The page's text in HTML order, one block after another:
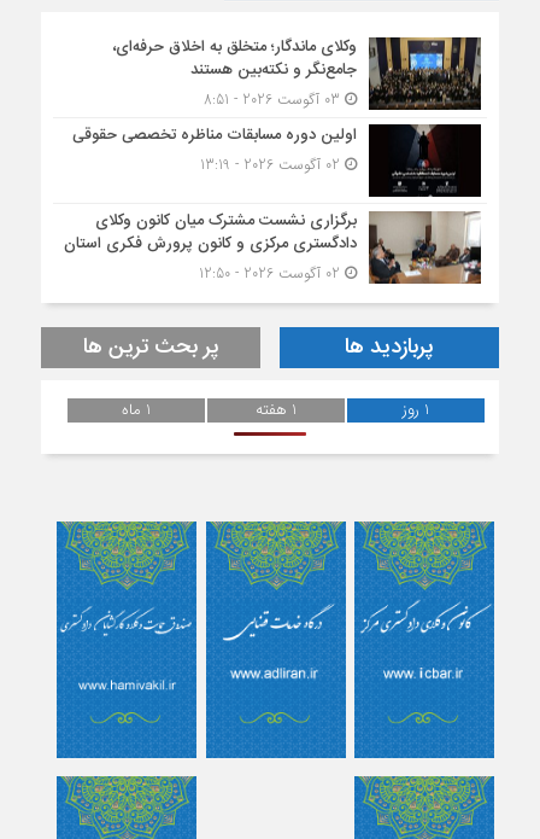
وکلای ماندگار؛ متخلق به اخلاق حرفه‌ای،
جامع‌نگر و نکته‌بین هستند
اولین دوره مسابقات مناظره تخصصی حقوقی
برگزاری نشست مشترک میان کانون وکلای
دادگستری مرکزی و کانون پرورش فکری استان
پربازدید ها پر بحث ترین ها
1 روز 1 هفته 1 ماه